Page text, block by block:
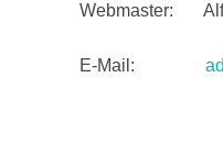
Webmaster:
E-Mail: